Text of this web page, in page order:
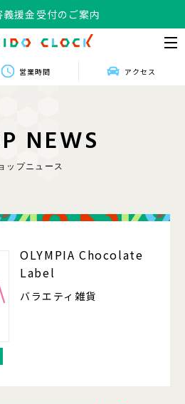
義援金受付のご案内
営業時間 アクセス
P NEWS
ップニュース
OLYMPIA Chocolate
Label
バラエティ雑貨